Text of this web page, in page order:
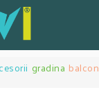
gradina balcon